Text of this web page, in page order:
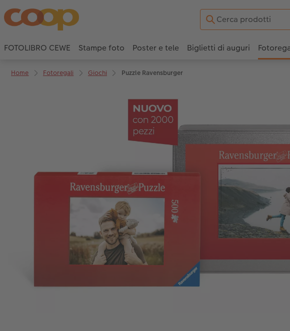
FOTOLIBRO CEWE Stampe foto Poster e tele Biglietti di auguri
Home Fotoregali Giochi Puzzle Ravensburger